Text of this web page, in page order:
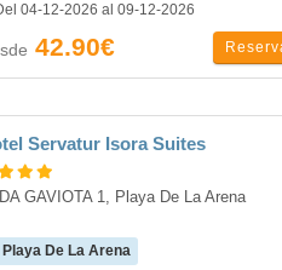
Del 04-12-2026 al 09-12-2026
42.90€
Servatur Isora Suites
GAVIOTA 1, Playa De La Arena
Playa De La Arena